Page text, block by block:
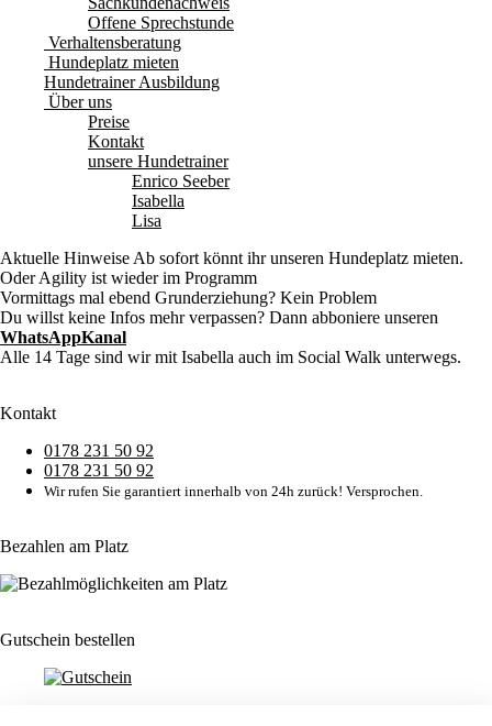
Offene Sprechstunde
Verhaltensberatung
Hundeplatz mieten
Hundetrainer Ausbildung
Über uns
Preise
Kontakt
unsere Hundetrainer
Enrico Seeber
Isabella
Lisa
Aktuelle Hinweise Ab sofort könnt ihr unseren Hundeplatz mieten.
Oder Agility ist wieder im Programm
Vormittags mal ebend Grunderziehung? Kein Problem
Du willst keine Infos mehr verpassen? Dann abboniere unseren
WhatsAppKanal
Alle 14 Tage sind wir mit Isabella auch im Social Walk unterwegs.
Kontakt
0178 231 50 92
0178 231 50 92
Wir rufen Sie garantiert innerhalb von 24h zurück! Versprochen.
Bezahlen am Platz
Gutschein bestellen